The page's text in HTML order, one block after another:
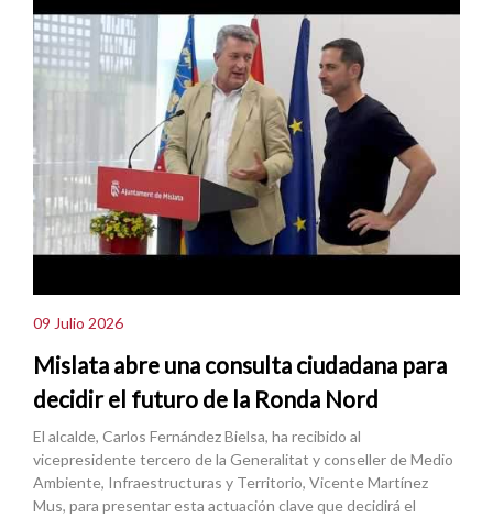
09 Julio 2026
Mislata abre una consulta ciudadana para
decidir el futuro de la Ronda Nord
El alcalde, Carlos Fernández Bielsa, ha recibido al
vicepresidente tercero de la Generalitat y conseller de Medio
Ambiente, Infraestructuras y Territorio, Vicente Martínez
Mus, para presentar esta actuación clave que decidirá el